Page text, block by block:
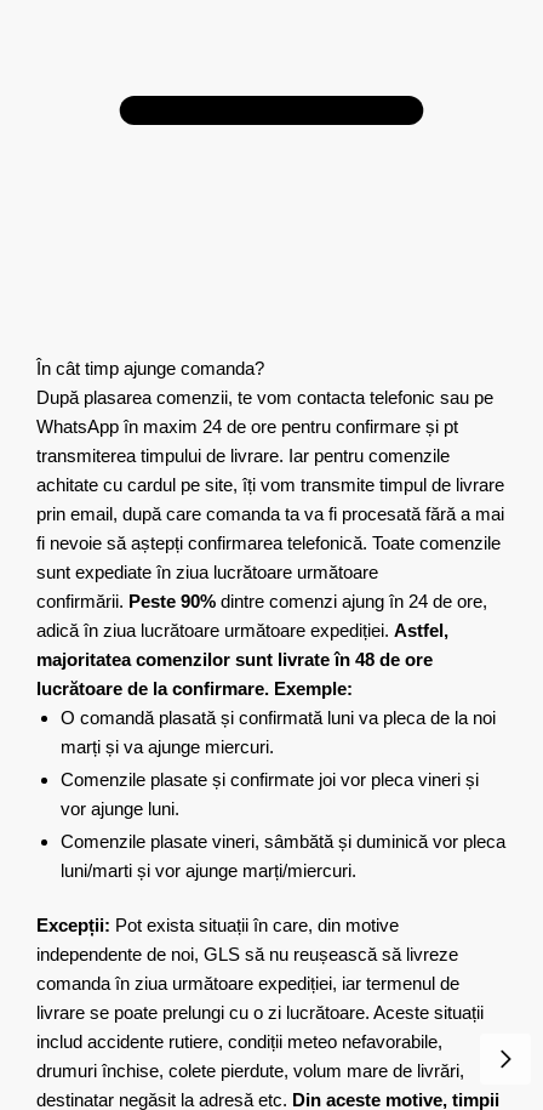
În cât timp ajunge comanda?
După plasarea comenzii, te vom contacta telefonic sau pe
WhatsApp în maxim 24 de ore pentru confirmare și pt
transmiterea timpului de livrare. Iar pentru comenzile
achitate cu cardul pe site, îți vom transmite timpul de livrare
prin email, după care comanda ta va fi procesată fără a mai
fi nevoie să aștepți confirmarea telefonică. Toate comenzile
sunt expediate în ziua lucrătoare următoare
confirmării. Peste 90% dintre comenzi ajung în 24 de ore,
adică în ziua lucrătoare următoare expediției. Astfel,
majoritatea comenzilor sunt livrate în 48 de ore
lucrătoare de la confirmare. Exemple:
O comandă plasată și confirmată luni va pleca de la noi
marți și va ajunge miercuri.
Comenzile plasate și confirmate joi vor pleca vineri și
vor ajunge luni.
Comenzile plasate vineri, sâmbătă și duminică vor pleca
luni/marti și vor ajunge marți/miercuri.
Excepții: Pot exista situații în care, din motive
independente de noi, GLS să nu reușească să livreze
comanda în ziua următoare expediției, iar termenul de
livrare se poate prelungi cu o zi lucrătoare. Aceste situații
includ accidente rutiere, condiții meteo nefavorabile,
drumuri închise, colete pierdute, volum mare de livrări,
destinatar negăsit la adresă etc. Din aceste motive, timpii